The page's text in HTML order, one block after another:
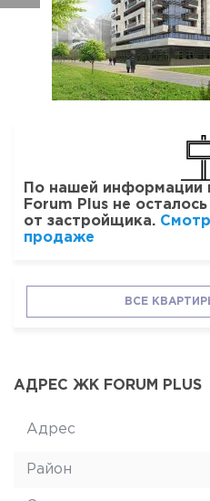
По нашей информации
Forum Plus не
от застройщика.
продаже
ВСЕ
АДРЕС ЖК FORUM PLUS
Адрес
Район